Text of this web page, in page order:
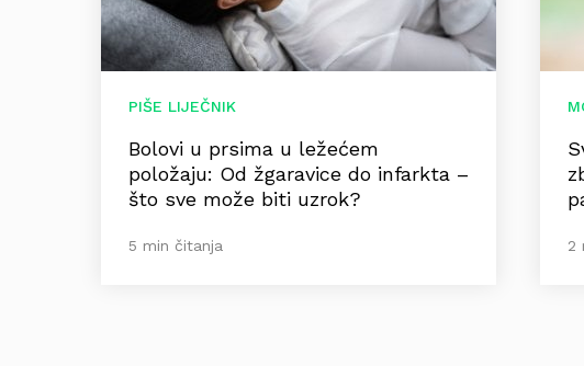
PIŠE LIJEČNIK
Bolovi u prsima u ležećem
položaju: Od žgaravice do infarkta –
što sve može biti uzrok?
5 min čitanja 2